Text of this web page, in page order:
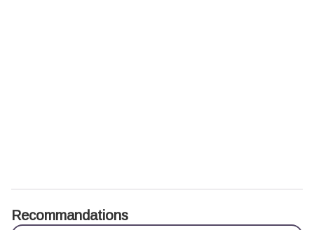
Recommandations